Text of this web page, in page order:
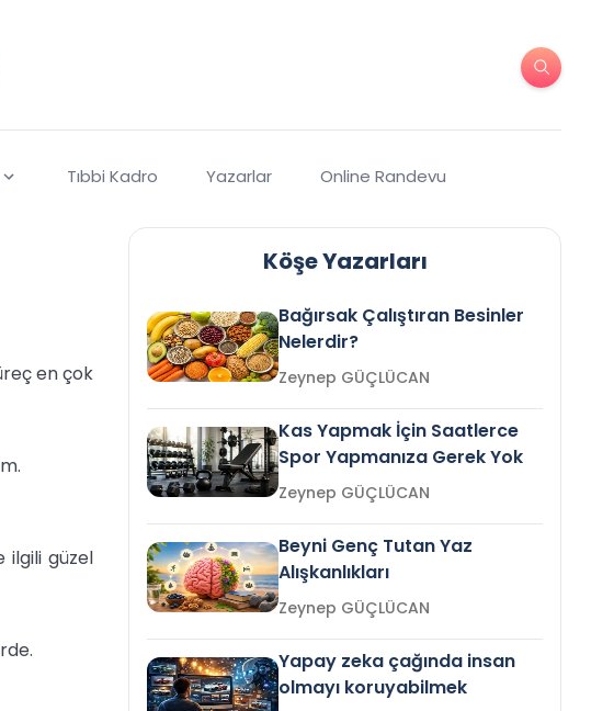
Tıbbi Kadro Yazarlar Online Randevu
en çok
ilgili güzel
Köşe Yazarları
Bağırsak Çalıştıran Besinler
Nelerdir?
Zeynep GÜÇLÜCAN
Kas Yapmak İçin Saatlerce
Spor Yapmanıza Gerek Yok
Zeynep GÜÇLÜCAN
Beyni Genç Tutan Yaz
Alışkanlıkları
Zeynep GÜÇLÜCAN
Yapay zeka çağında insan
olmayı koruyabilmek